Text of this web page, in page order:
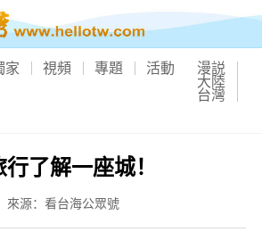
家 視頻 專題 活動 漫説
大陸
台灣
了解一座城！
來源：看台海公眾號